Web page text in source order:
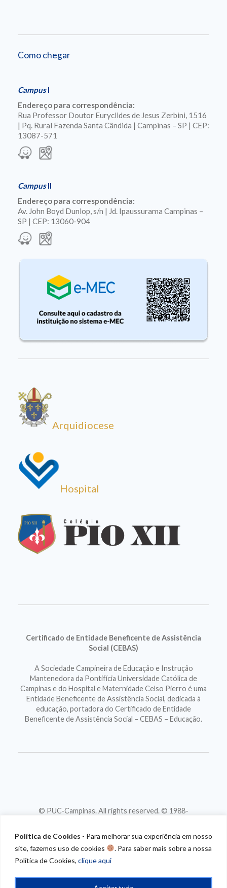
Política de Cookies - Para melhorar sua experiência em nosso
site, fazemos uso de cookies
. Para saber mais sobre a nossa
Política de Cookies, clique aqui
Como chegar
CampusI
Endereço para correspondência:
Rua Professor Doutor Euryclides de Jesus Zerbini, 1516
| Pq. Rural Fazenda Santa Cândida | Campinas – SP | CEP:
13087-571
CampusII
Endereço para correspondência:
Av. John Boyd Dunlop, s/n | Jd. Ipaussurama Campinas –
SP | CEP: 13060-904
Arquidiocese
Hospital
Certificado de Entidade Beneficente de Assistência
Social (CEBAS)
A Sociedade Campineira de Educação e Instrução
Mantenedora da Pontifícia Universidade Católica de
Campinas e do Hospital e Maternidade Celso Pierro é uma
Entidade Beneficente de Assistência Social, dedicada à
educação, portadora do Certificado de Entidade
Beneficente de Assistência Social – CEBAS – Educação.
© PUC-Campinas. All rights reserved. © 1988-